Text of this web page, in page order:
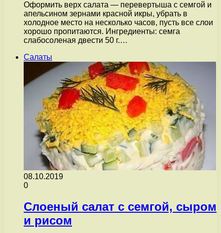
Оформить верх салата — перевертыша с семгой и
апельсином зернами красной икры, убрать в
холодное место на несколько часов, пусть все слои
хорошо пропитаются. Ингредиенты: семга
слабосоленая двести 50 г.…
Салаты
08.10.2019
0
Слоеный салат с семгой, сыром
и рисом